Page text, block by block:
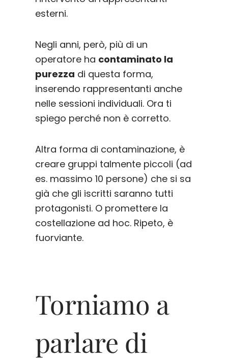
esterni.
Negli anni, però, più di un
operatore ha contaminato la
purezza di questa forma,
inserendo rappresentanti anche
nelle sessioni individuali. Ora ti
spiego perché non è corretto.
Altra forma di contaminazione, è
creare gruppi talmente piccoli (ad
es. massimo 10 persone) che si sa
già che gli iscritti saranno tutti
protagonisti. O promettere la
costellazione ad hoc. Ripeto, è
fuorviante.
Torniamo a
parlare di